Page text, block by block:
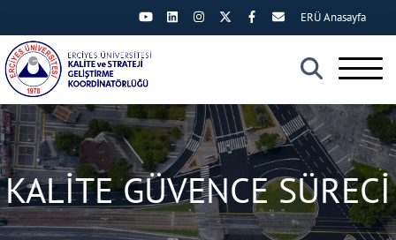
×
ERÜ Anasayfa
KALİTE GÜVENCE SÜRECİ